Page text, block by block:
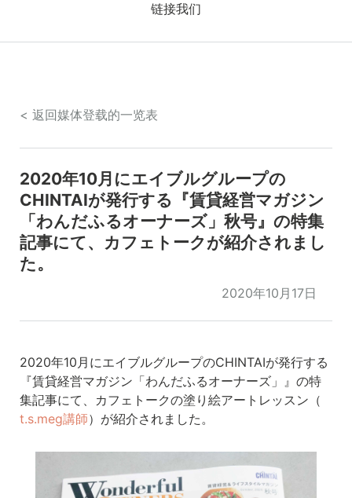
链接我们
< 返回媒体登载的一览表
2020年10月にエイブルグループの
CHINTAIが発行する『賃貸経営マガジン
「わんだふるオーナーズ」秋号』の特集
記事にて、カフェトークが紹介されまし
た。
2020年10月17日
2020年10月にエイブルグループのCHINTAIが発行する
『賃貸経営マガジン「わんだふるオーナーズ」』の特
集記事にて、カフェトークの塗り絵アートレッスン（
t.s.meg講師）が紹介されました。